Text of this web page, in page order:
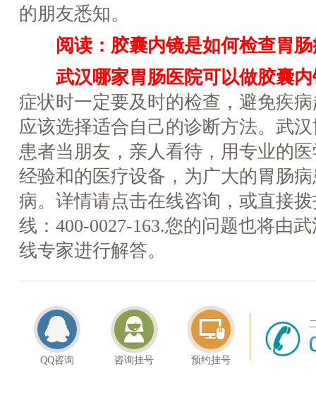
的朋友悉知。
阅读： 胶囊内镜是如何检查胃
武汉哪家胃肠医院可以做胶囊内
症状时一定要及时的检查，避免疾
应该选择适合自己的诊断方法。武
患者当朋友，亲人看待，用专业的
经验和的医疗设备，为广大的胃肠
病。详情请点击在线咨询，或直接
线：400-0027-163.您的问题也将由
线专家进行解答。
QQ咨询 咨询挂号 预约挂号